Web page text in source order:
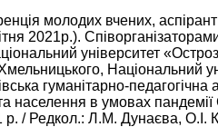
молодих вчених,
2021р.).
університет
Національний
гуманітарно-педагогічна
населення в умовах
р. / Редкол.: Л.М. Дунаєва,